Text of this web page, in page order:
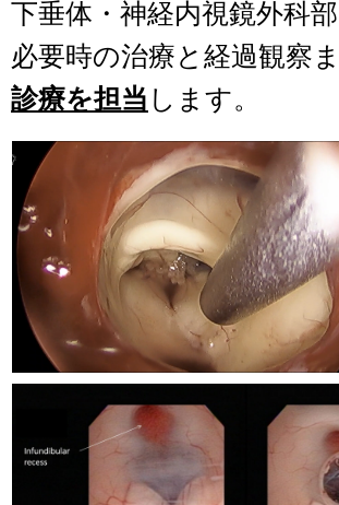
下垂体・神経内視鏡外科
必要時の治療と経過観察ま
診療を担当 します。